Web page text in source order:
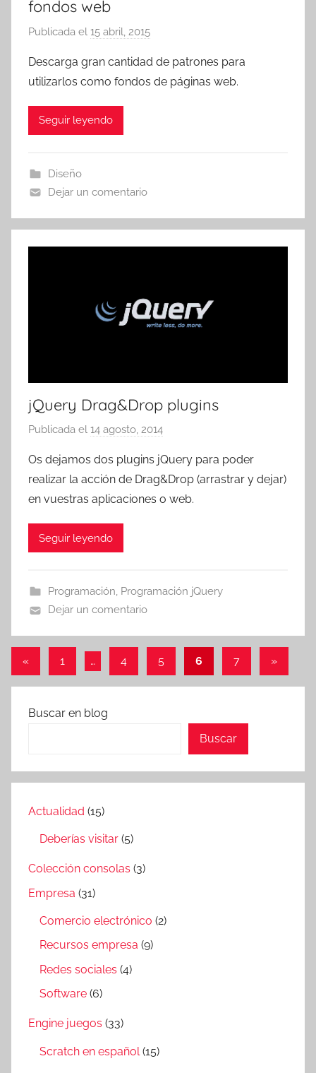
fondos web
Publicada el 15 abril, 2015
r
T
a
t
Descarga gran cantidad de patrones para
utilizarlos como fondos de páginas web.
Seguir leyendo
Diseño
Dejar un comentario
jQuery Drag&Drop plugins
Publicada el 14 agosto, 2014
r
T
r
m
r
e
s
Os dejamos dos plugins jQuery para poder
realizar la acción de Drag&Drop (arrastrar y dejar)
en vuestras aplicaciones o web.
Seguir leyendo
Programación, Programación jQuery
Dejar un comentario
Paginación
de
entradas
«Entradas
anteriores
1 … 4 5 6 7
Entradas
»
Buscar en blog
Buscar
Actualidad (15)
Deberías visitar (5)
Colección consolas (3)
Empresa (31)
Comercio electrónico (2)
Recursos empresa (9)
Redes sociales (4)
Software (6)
Engine juegos (33)
Scratch en español (15)